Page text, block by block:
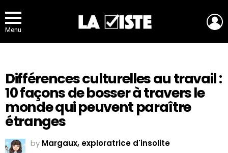
Menu
Différences culturelles au travail :
10 façons de bosser à travers le
monde qui peuvent paraître
étranges
by Margaux, exploratrice d'insolite